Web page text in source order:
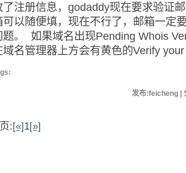
了注册信息，godaddy现在要求验证
可以随便填，现在不行了，邮箱一定
题。 如果域名出现Pending Whois
域名管理器上方会有黄色的Verify
发布:feicheng |
:[«]1[»]